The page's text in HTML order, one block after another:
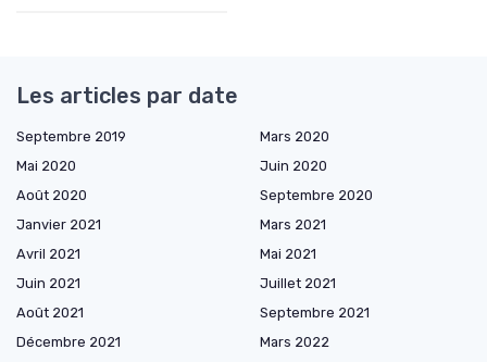
Les articles par date
Septembre 2019
Mars 2020
Mai 2020
Juin 2020
Août 2020
Septembre 2020
Janvier 2021
Mars 2021
Avril 2021
Mai 2021
Juin 2021
Juillet 2021
Août 2021
Septembre 2021
Décembre 2021
Mars 2022